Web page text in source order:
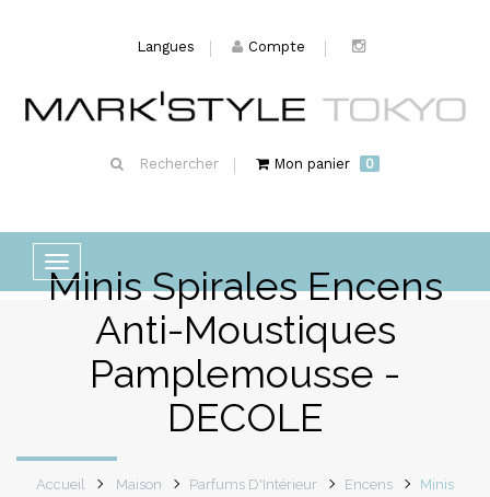
Langues Compte
Rechercher Mon panier 0
Basculer
la
navigation
Minis Spirales Encens
Anti-Moustiques
Pamplemousse -
DECOLE
Accueil Maison Parfums D'Intérieur Encens
Minis